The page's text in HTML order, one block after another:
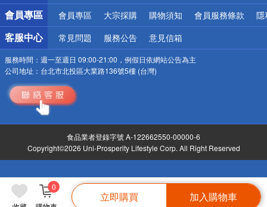
0
立即購買 加入購物車
會員專區 會員專區 大宗採購 購物須知 會員服務條款 隱
客服中心 常見問題 服務公告 意見信箱
服務時間： 週一至週日 09:00-21:00，例假日依網站公告為主
公司地址： 台北市北投區大業路136號5樓 (台灣)
食品業者登錄字號 A-122662550-00000-6
Copyright©2026 Uni-Prosperity Lifestyle Corp. All Right Reserved